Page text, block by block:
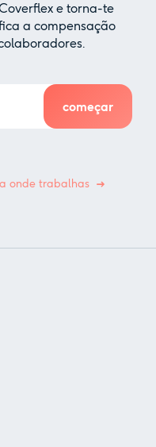
e torna-te
a compensação
onde trabalhas